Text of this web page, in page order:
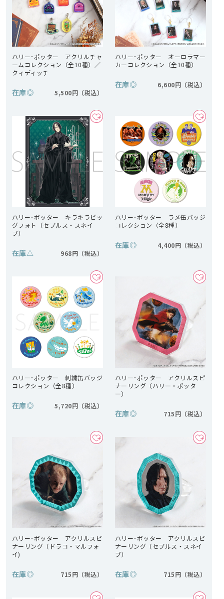
ハリー･ポッター アクリルチャ
ームコレクション（全10種）／
クィディッチ
在庫◎ 5,500円
ハリー･ポッター オーロラマー
カーコレクション（全10種）
在庫◎ 6,600円
ハリー･ポッター キラキラビッ
グフォト（セブルス・スネイ
プ）
在庫△ 968円
ハリー･ポッター ラメ缶バッジ
コレクション（全8種）
在庫◎ 4,400円
ハリー･ポッター 刺繍缶バッジ
コレクション（全8種）
在庫◎ 5,720円
ハリー･ポッター アクリルスピ
ナーリング（ハリー・ポッタ
ー）
在庫◎ 715円
ハリー･ポッター アクリルスピ
ナーリング（ドラコ・マルフォ
イ)
在庫◎ 715円
ハリー･ポッター アクリルスピ
ナーリング（セブルス・スネイ
プ）
在庫◎ 715円